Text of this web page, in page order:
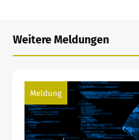
Weitere Meldungen
Meldung